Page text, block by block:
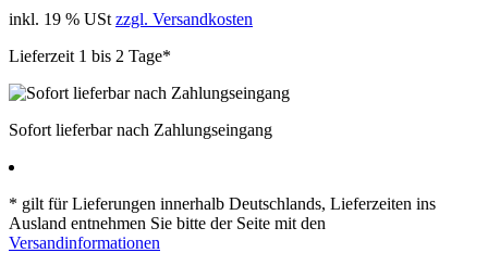
inkl. 19 % USt zzgl. Versandkosten
Lieferzeit 1 bis 2 Tage*
Sofort lieferbar nach Zahlungseingang
* gilt für Lieferungen innerhalb Deutschlands, Lieferzeiten ins
Ausland entnehmen Sie bitte der Seite mit den
Versandinformationen